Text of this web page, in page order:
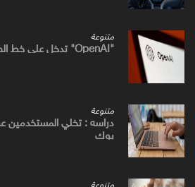
متنوعة
"OpenAI" تدخل علي خط الصراع مع أمازون
متنوعة
دراسه : تخلي المستخدمين
بوك
متنوعة